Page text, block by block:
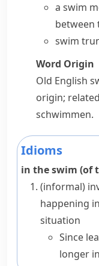
a swim
between
swim
Word Origin
Old English
origin;
schwimmen.
Idioms
in the swim (of
(informal)
happening
situation
Since
longer